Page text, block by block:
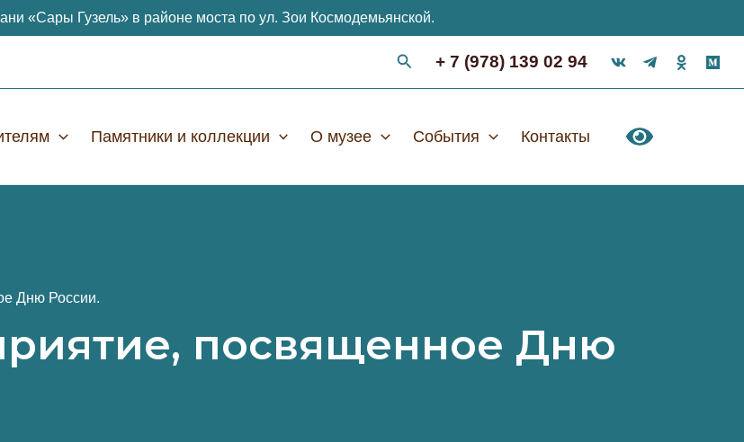
«Сары Гузель» в районе моста по ул. Зои Космодемьянской.
+ 7 (978) 139 02 94
Памятники и коллекции О музее События Контакты
Дню России.
посвященное Дню